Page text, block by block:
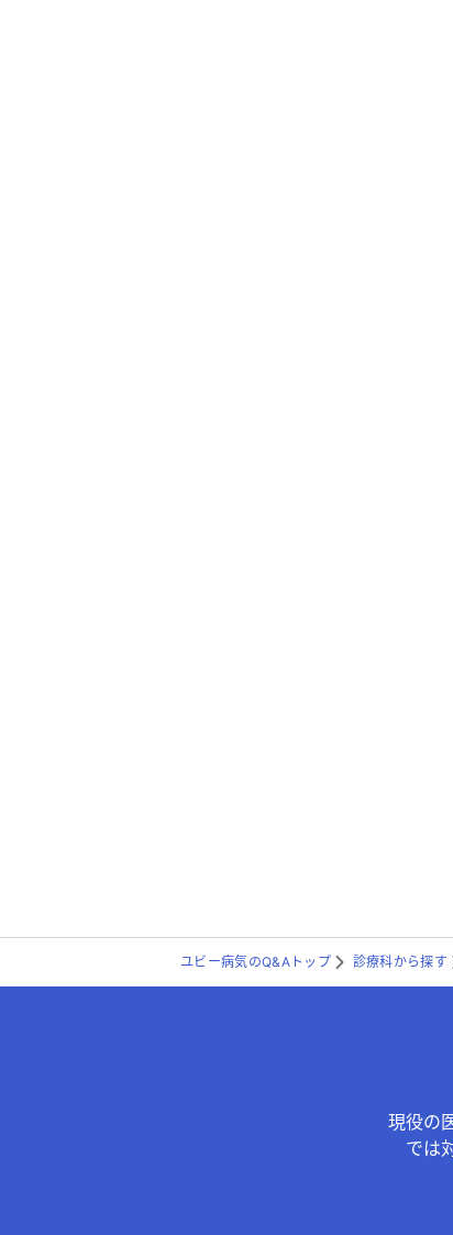
ユビー病気のQ&Aトップ 診療科から探す
現役の
では